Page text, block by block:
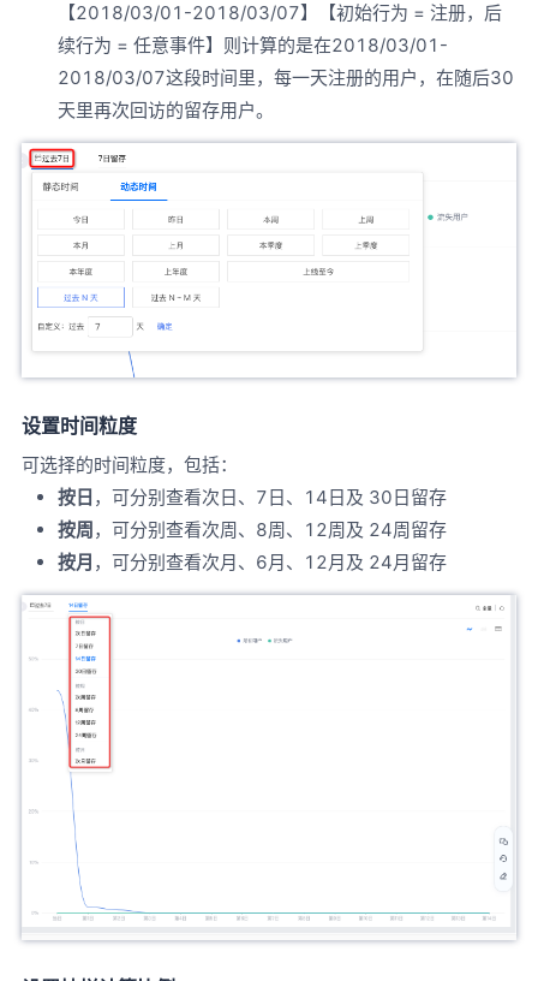
【2018/03/01-2018/03/07】【初始行为 = 注册，后
续行为 = 任意事件】则计算的是在2018/03/01-
2018/03/07这段时间里，每一天注册的用户，在随后30
天里再次回访的留存用户。
设置时间粒度
可选择的时间粒度，包括：
按日 ，可分别查看次日、7日、14日及 30日留存
按周 ，可分别查看次周、8周、12周及 24周留存
按月 ，可分别查看次月、6月、12月及 24月留存